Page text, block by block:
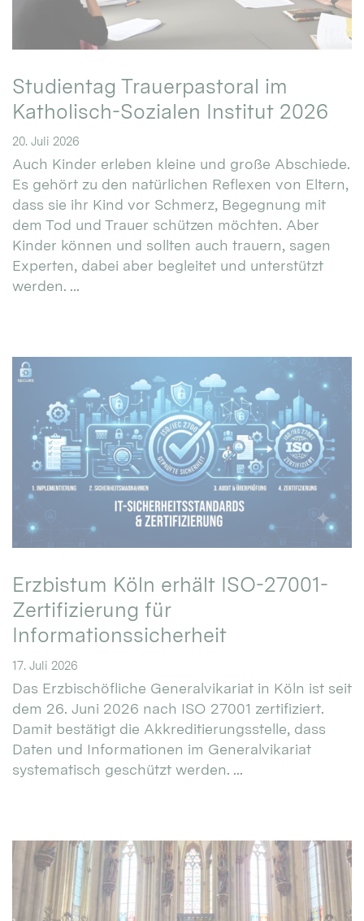
Studientag Trauerpastoral im
Katholisch-Sozialen Institut 2026
20. Juli 2026
Auch Kinder erleben kleine und große Abschiede.
Es gehört zu den natürlichen Reflexen von Eltern,
dass sie ihr Kind vor Schmerz, Begegnung mit
dem Tod und Trauer schützen möchten. Aber
Kinder können und sollten auch trauern, sagen
Experten, dabei aber begleitet und unterstützt
werden. ...
Erzbistum Köln erhält ISO-27001-
Zertifizierung für
Informationssicherheit
17. Juli 2026
Das Erzbischöfliche Generalvikariat in Köln ist seit
dem 26. Juni 2026 nach ISO 27001 zertifiziert.
Damit bestätigt die Akkreditierungsstelle, dass
Daten und Informationen im Generalvikariat
systematisch geschützt werden. ...